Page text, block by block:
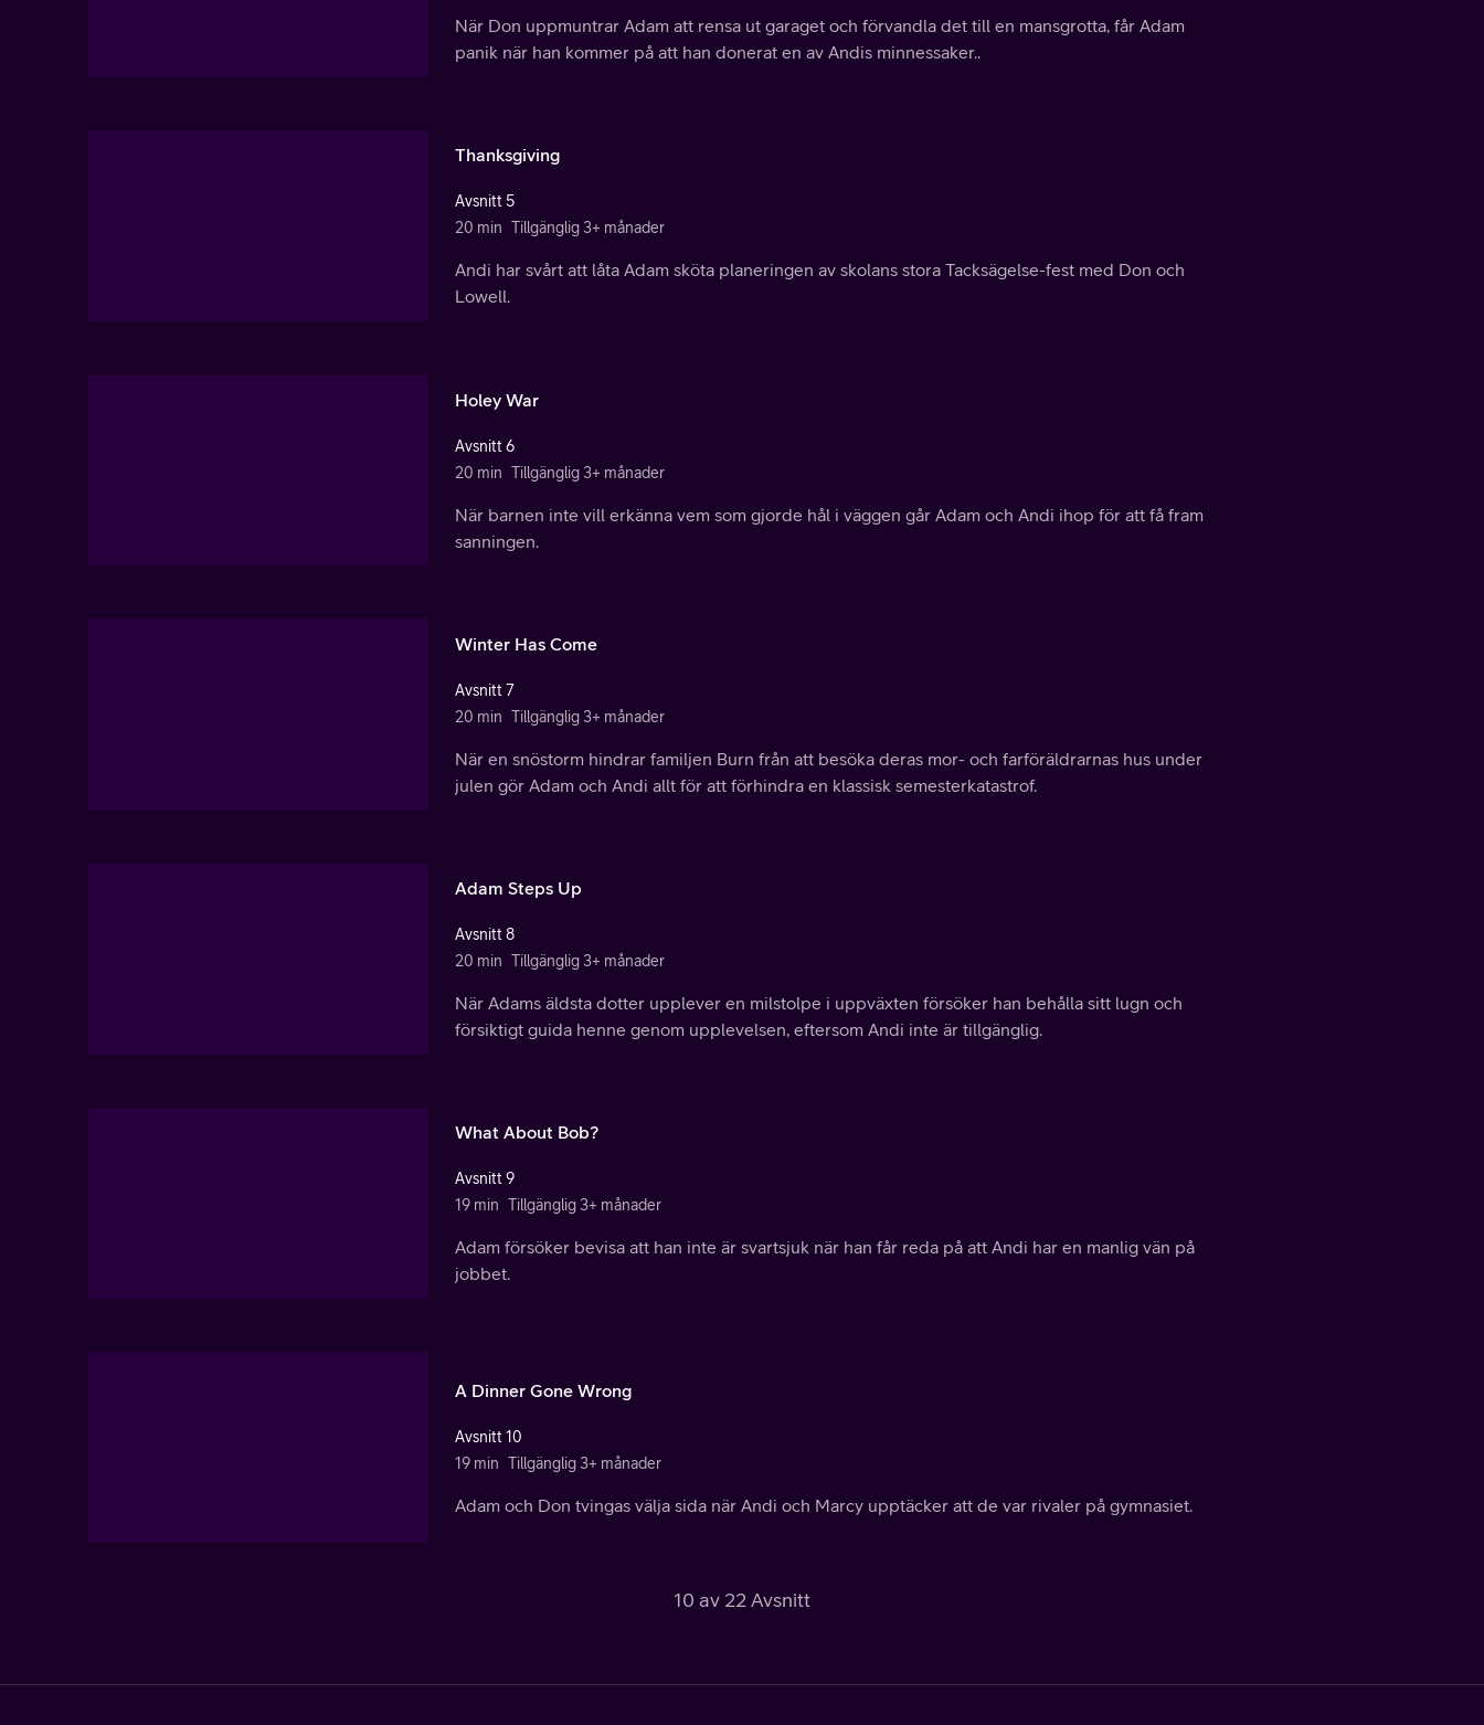
När Don uppmuntrar Adam att rensa ut garaget och förvandla det till en mansgrotta, får Adam
panik när han kommer på att han donerat en av Andis minnessaker..
Thanksgiving
Avsnitt 5
20 min Tillgänglig 3+ månader
Andi har svårt att låta Adam sköta planeringen av skolans stora Tacksägelse-fest med Don och
Lowell.
Holey War
Avsnitt 6
20 min Tillgänglig 3+ månader
När barnen inte vill erkänna vem som gjorde hål i väggen går Adam och Andi ihop för att få fram
sanningen.
Winter Has Come
Avsnitt 7
20 min Tillgänglig 3+ månader
När en snöstorm hindrar familjen Burn från att besöka deras mor- och farföräldrarnas hus under
julen gör Adam och Andi allt för att förhindra en klassisk semesterkatastrof.
Adam Steps Up
Avsnitt 8
20 min Tillgänglig 3+ månader
När Adams äldsta dotter upplever en milstolpe i uppväxten försöker han behålla sitt lugn och
försiktigt guida henne genom upplevelsen, eftersom Andi inte är tillgänglig.
What About Bob?
Avsnitt 9
19 min Tillgänglig 3+ månader
Adam försöker bevisa att han inte är svartsjuk när han får reda på att Andi har en manlig vän på
jobbet.
A Dinner Gone Wrong
Avsnitt 10
19 min Tillgänglig 3+ månader
Adam och Don tvingas välja sida när Andi och Marcy upptäcker att de var rivaler på gymnasiet.
10 av 22 Avsnitt